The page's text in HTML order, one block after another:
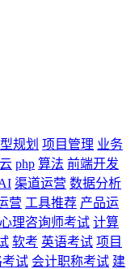
规划 项目管理 业务
云 php 算法 前端开发
渠道运营 数据分析
营 工具推荐 产品运
心理咨询师考试 计算
软考 英语考试 项目
试 会计职称考试 建